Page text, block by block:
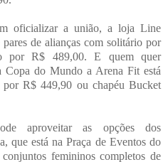
oficializar a união, a loja Line
pares de alianças com solitário por
por R$ 489,00. E quem quer
Copa do Mundo a Arena Fit está
por R$ 449,90 ou chapéu Bucket
aproveitar as opções dos
que está na Praça de Eventos do
femininos completos de